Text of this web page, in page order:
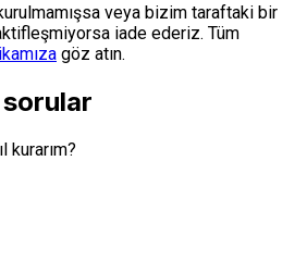
veya bizim taraftaki bir
iade ederiz. Tüm
göz atın.
sorular
kurarım?